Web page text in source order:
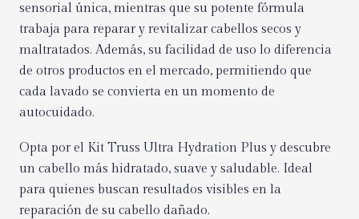
sensorial única, mientras que su potente fórmula
trabaja para reparar y revitalizar cabellos secos y
maltratados. Además, su facilidad de uso lo diferencia
de otros productos en el mercado, permitiendo que
cada lavado se convierta en un momento de
autocuidado.
Opta por el Kit Truss Ultra Hydration Plus y descubre
un cabello más hidratado, suave y saludable. Ideal
para quienes buscan resultados visibles en la
reparación de su cabello dañado.